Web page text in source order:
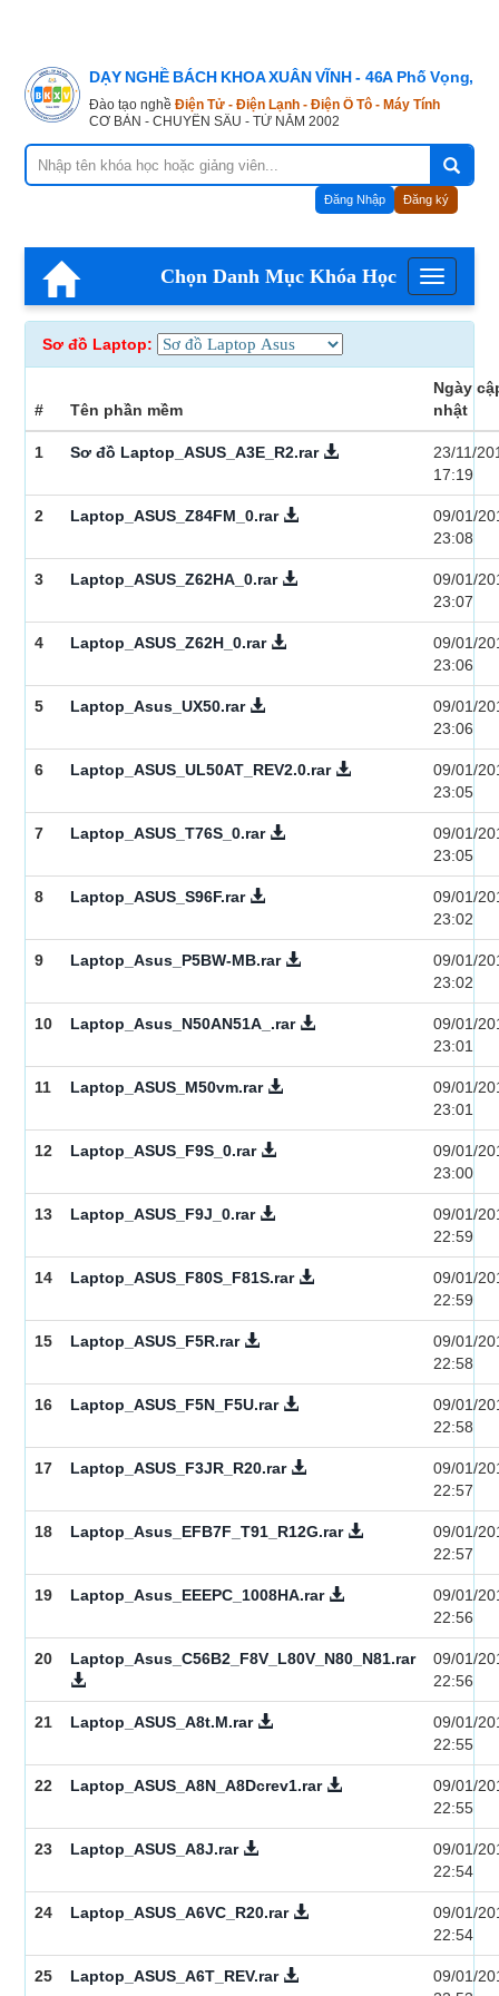
DẠY NGHỀ BÁCH KHOA XUÂN VĨNH - 46A Phố Vọng,
Đào tạo nghề Điện Tử - Điện Lạnh - Điện Ô Tô - Máy Tính
CƠ BẢN - CHUYÊN SÂU - TỪ NĂM 2002
Đăng Nhập Đăng ký
Menu
Chọn Danh Mục Khóa Học
Sơ đồ Laptop:
# Tên phần mềm
Ngày
nhật
1 Sơ đồ Laptop_ASUS_A3E_R2.rar
23/11/
17:19
2 Laptop_ASUS_Z84FM_0.rar
09/01/
23:08
3 Laptop_ASUS_Z62HA_0.rar
09/01/
23:07
4 Laptop_ASUS_Z62H_0.rar
09/01/
23:06
5 Laptop_Asus_UX50.rar
09/01/
23:06
6 Laptop_ASUS_UL50AT_REV2.0.rar
09/01/
23:05
7 Laptop_ASUS_T76S_0.rar
09/01/
23:05
8 Laptop_ASUS_S96F.rar
09/01/
23:02
9 Laptop_Asus_P5BW-MB.rar
09/01/
23:02
10 Laptop_Asus_N50AN51A_.rar
09/01/
23:01
11 Laptop_ASUS_M50vm.rar
09/01/
23:01
12 Laptop_ASUS_F9S_0.rar
09/01/
23:00
13 Laptop_ASUS_F9J_0.rar
09/01/
22:59
14 Laptop_ASUS_F80S_F81S.rar
09/01/
22:59
15 Laptop_ASUS_F5R.rar
09/01/
22:58
16 Laptop_ASUS_F5N_F5U.rar
09/01/
22:58
17 Laptop_ASUS_F3JR_R20.rar
09/01/
22:57
18 Laptop_Asus_EFB7F_T91_R12G.rar
09/01/
22:57
19 Laptop_Asus_EEEPC_1008HA.rar
09/01/
22:56
20 Laptop_Asus_C56B2_F8V_L80V_N80_N81.rar
09/01/
22:56
21 Laptop_ASUS_A8t.M.rar
09/01/
22:55
22 Laptop_ASUS_A8N_A8Dcrev1.rar
09/01/
22:55
23 Laptop_ASUS_A8J.rar
09/01/
22:54
24 Laptop_ASUS_A6VC_R20.rar
09/01/
22:54
25 Laptop_ASUS_A6T_REV.rar
09/01/